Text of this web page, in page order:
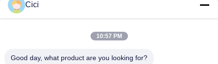
sales03@bjgprojection.com
Cici
10:57 PM
Good day, what product are you looking for?